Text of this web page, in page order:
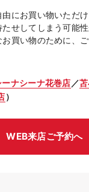
由にお買い物いただ
たせしてしまう可能
お買い物のために、
ーナシーナ花巻店 ／
）
WEB来店ご予約へ